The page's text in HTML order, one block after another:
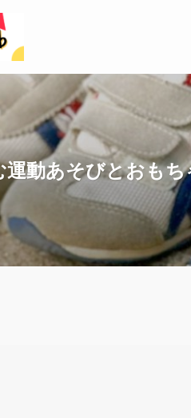
運動あそびとおもち